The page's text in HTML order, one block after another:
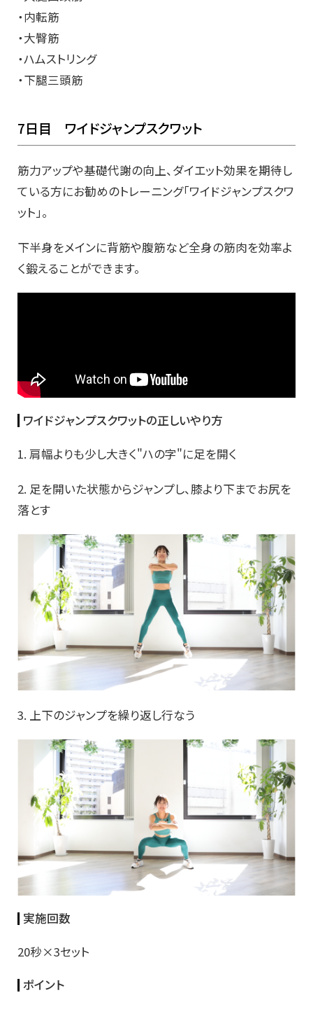
・内転筋
・大臀筋
・ハムストリング
・下腿三頭筋
7日目 ワイドジャンプスクワット
筋力アップや基礎代謝の向上、ダイエット効果を期待し
ている方にお勧めのトレーニング「ワイドジャンプスクワ
ット」。
下半身をメインに背筋や腹筋など全身の筋肉を効率よ
く鍛えることができます。
ワイドジャンプスクワットの正しいやり方
1. 肩幅よりも少し大きく"ハの字"に足を開く
2. 足を開いた状態からジャンプし、膝より下までお尻を
落とす
3. 上下のジャンプを繰り返し行なう
実施回数
20秒×3セット
ポイント